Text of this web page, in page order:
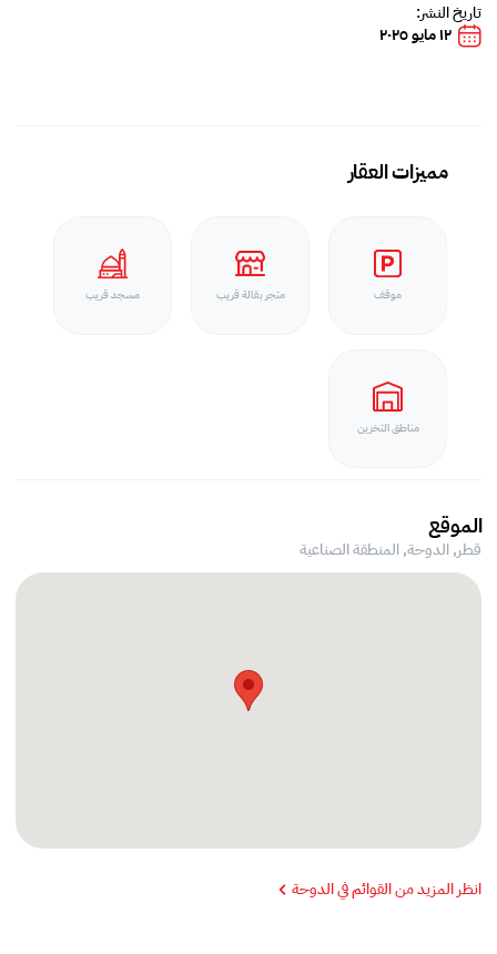
تاريخ النشر:
١٢ مايو ٢٠٢٥
مميزات العقار
موقف متجر بقالة قريب مسجد قريب
مناطق التخزين
الموقع
قطر, الدوحة,المنطقة الصناعية
انظر المزيد من القوائم في الدوحة